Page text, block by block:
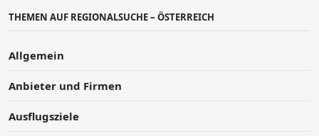
THEMEN AUF REGIONALSUCHE – ÖSTERREICH
Allgemein
Anbieter und Firmen
Ausflugsziele